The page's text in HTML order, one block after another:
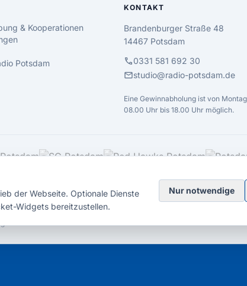
& Kooperationen
Potsdam
KONTAKT
Brandenburger Straße 48
14467 Potsdam
call0331 581 692 30
mailstudio@radio-potsdam.de
Eine Gewinnabholung ist von
08.00 Uhr bis 18.00 Uhr möglich.
der Webseite. Optionale Dienste
Widgets bereitzustellen.
Nur notwendige